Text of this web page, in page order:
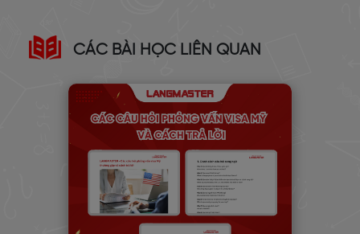
CÁC BÀI HỌC LIÊN QUAN